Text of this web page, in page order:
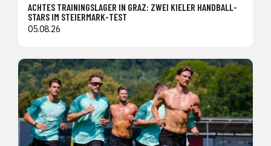
ACHTES TRAININGSLAGER IN GRAZ: ZWEI KIELER HANDBALL-
STARS IM STEIERMARK-TEST
05.08.26